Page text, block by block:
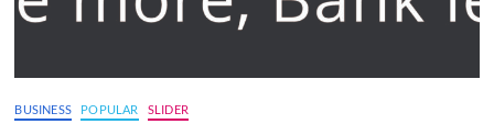
BUSINESS POPULAR SLIDER